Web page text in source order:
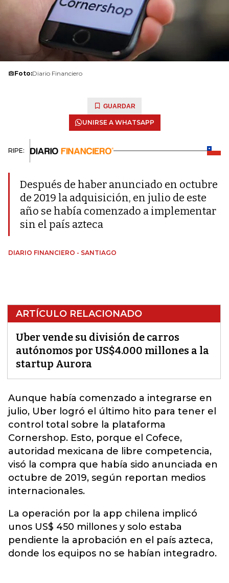
Foto:Diario Financiero
GUARDAR
UNIRSE A WHATSAPP
RIPE:
Después de haber anunciado en octubre
de 2019 la adquisición, en julio de este
año se había comenzado a implementar
sin el país azteca
DIARIO FINANCIERO - SANTIAGO
ARTÍCULO RELACIONADO
Uber vende su división de carros
autónomos por US$4.000 millones a la
startup Aurora
Aunque había comenzado a integrarse en
julio, Uber logró el último hito para tener el
control total sobre la plataforma
Cornershop. Esto, porque el Cofece,
autoridad mexicana de libre competencia,
visó la compra que había sido anunciada en
octubre de 2019, según reportan medios
internacionales.
La operación por la app chilena implicó
unos US$ 450 millones y solo estaba
pendiente la aprobación en el país azteca,
donde los equipos no se habían integradro.